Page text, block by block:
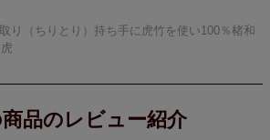
り（ちりとり）持ち手に虎竹を使い100％楮和